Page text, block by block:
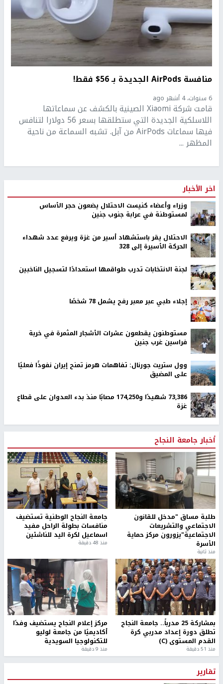
منافسة AirPods الجديدة بـ 56$ فقط!
6 سنوات، 4 أشهر ago
قامت شركة Xiaomi الصينية بالكشف عن سماعاتها
اللاسلكية الجديدة التي ستطلقها بسعر 56 دولارا لتنافس
فيها سماعات AirPods من آبل. تشبه السماعة من ناحية
المظهر ...
اخر الأخبار
وزراء وأعضاء كنيست الاحتلال يضعون حجر الأساس
لمستوطنة في عرابة جنوب جنين
الاحتلال يقر باستشهاد أسير من غزة ويرفع عدد شهداء
الحركة الأسيرة إلى 328
لجنة الانتخابات تدرب طواقمها استعدادًا لتسجيل الناخبين
إجلاء طبي عبر معبر رفح يشمل 78 شخصًا
مستوطنون يقطعون عشرات الأشجار المثمرة في خربة
فراسين غرب جنين
وول ستريت جورنال: تفاهمات هرمز تمنح إيران نفوذًا فعليًا
على المضيق
73,386 شهيدًا و174,250 مصابًا منذ بدء العدوان على قطاع
غزة
أخبار جامعة النجاح
طلبة مساق "مدخل للقانون
الاجتماعي والتشريعات
الاجتماعية"يزورون مركز حماية
الأسرة
منذ ثانية
جامعة النجاح الوطنية تستضيف
منافسات بطولة الراحل مفيد
اسماعيل لكرة اليد للناشئين
منذ 48 دقيقة
بمشاركة 25 مدرباً.. جامعة النجاح
تطلق دورة إعداد مدربي كرة
القدم المستوى (C)
منذ 51 دقيقة
مركز إعلام النجاح يستضيف وفدًا
أكاديميًا من جامعة لوليو
للتكنولوجيا السويدية
منذ 9 دقيقة
تقارير